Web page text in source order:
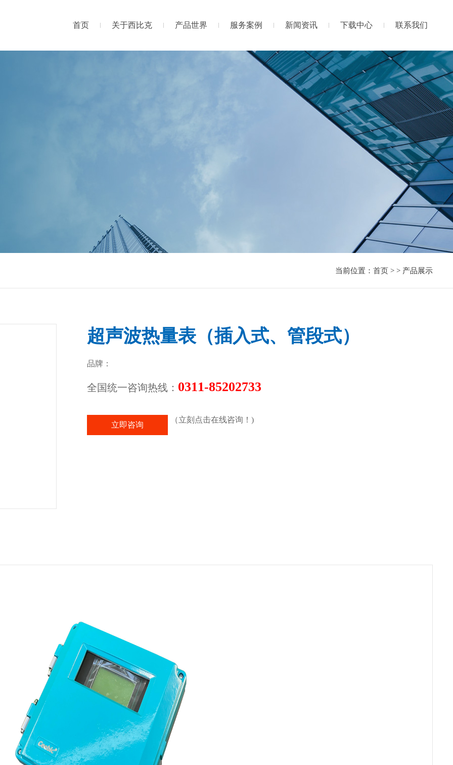
首页 关于西比克 产品世界 服务案例 新闻资讯 下载中心 联系我们
当前位置： 首页> > 产品展示
超声波热量表（插入式、管段式）
品牌：
全国统一咨询热线： 0311-85202733
立即咨询
（立刻点击在线咨询！)